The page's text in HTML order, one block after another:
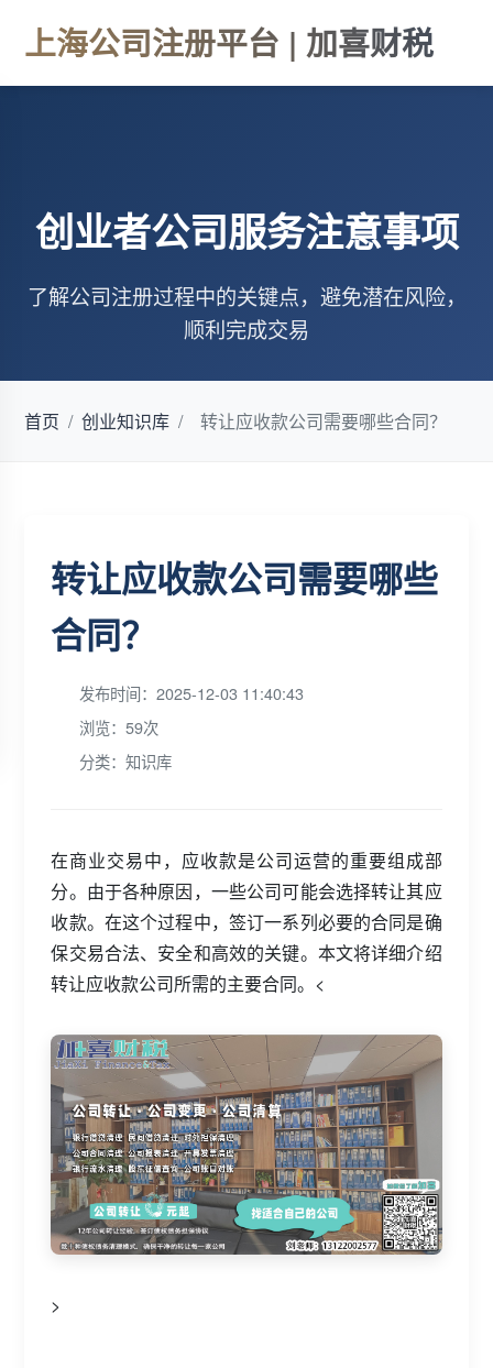
上海公司注册平台 | 加喜财税
创业者公司服务注意事项
了解公司注册过程中的关键点，避免潜在风险，
顺利完成交易
首页 / 创业知识库 / 转让应收款公司需要哪些合同？
转让应收款公司需要哪些
合同？
发布时间：2025-12-03 11:40:43
浏览：59次
分类：知识库
在商业交易中，应收款是公司运营的重要组成部
分。由于各种原因，一些公司可能会选择转让其应
收款。在这个过程中，签订一系列必要的合同是确
保交易合法、安全和高效的关键。本文将详细介绍
转让应收款公司所需的主要合同。<
>